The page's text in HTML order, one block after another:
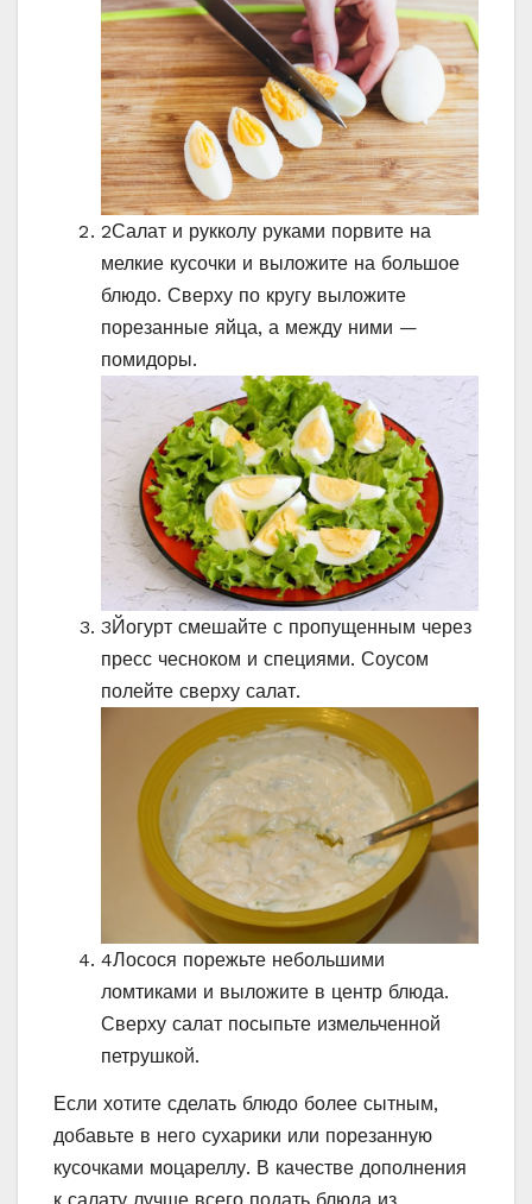
2Салат и рукколу руками порвите на
мелкие кусочки и выложите на большое
блюдо. Сверху по кругу выложите
порезанные яйца, а между ними —
помидоры.
3Йогурт смешайте с пропущенным через
пресс чесноком и специями. Соусом
полейте сверху салат.
4Лосося порежьте небольшими
ломтиками и выложите в центр блюда.
Сверху салат посыпьте измельченной
петрушкой.
Если хотите сделать блюдо более сытным,
добавьте в него сухарики или порезанную
кусочками моцареллу. В качестве дополнения